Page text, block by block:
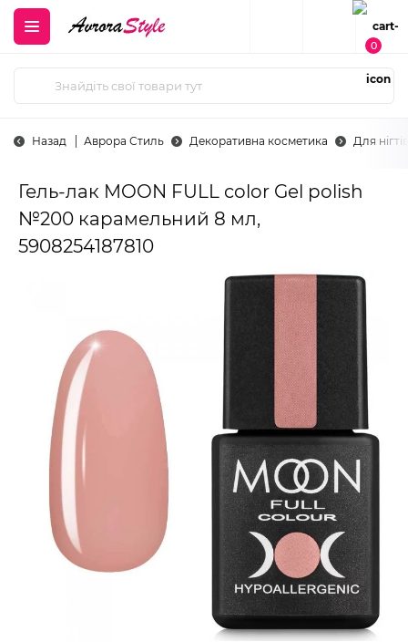
0
Назад Аврора Стиль Декоративна косметика Для нігтів
Гель-лак MOON FULL color Gel polish
№200 карамельний 8 мл,
5908254187810